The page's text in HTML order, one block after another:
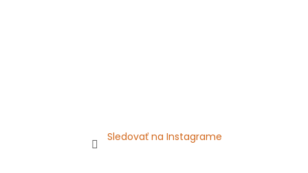
Sledovať na Instagrame